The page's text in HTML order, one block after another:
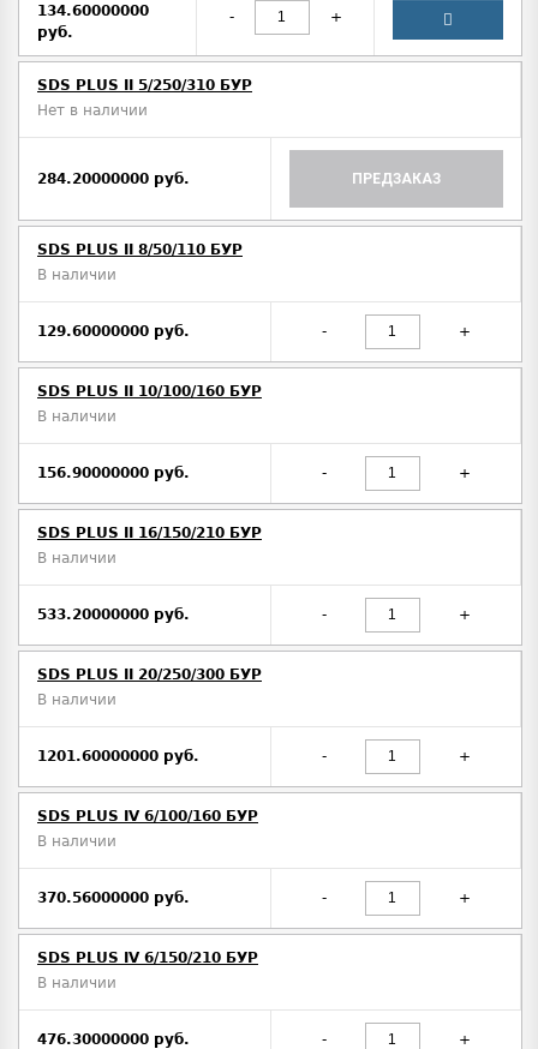
134.60000000
руб.
- +
SDS PLUS II 5/250/310 БУР
Нет в наличии
284.20000000 руб. ПРЕДЗАКАЗ
SDS PLUS II 8/50/110 БУР
В наличии
129.60000000 руб. - +
SDS PLUS II 10/100/160 БУР
В наличии
156.90000000 руб. - +
SDS PLUS II 16/150/210 БУР
В наличии
533.20000000 руб. - +
SDS PLUS II 20/250/300 БУР
В наличии
1201.60000000 руб. - +
SDS PLUS IV 6/100/160 БУР
В наличии
370.56000000 руб. - +
SDS PLUS IV 6/150/210 БУР
В наличии
476.30000000 руб. - +